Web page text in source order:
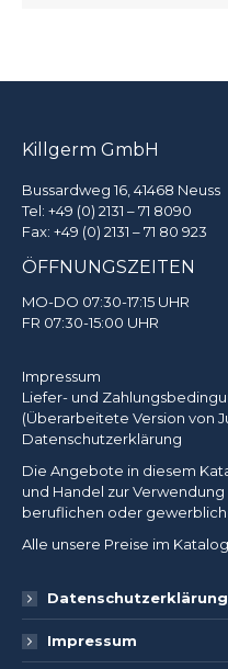
Killgerm GmbH
Bussardweg 16, 41468 Neuss
Tel: +49 (0) 2131 – 71 8090
Fax: +49 (0) 2131 – 71 80 923
ÖFFNUNGSZEITEN
MO-DO 07:30-17:15 UHR
FR 07:30-15:00 UHR
Impressum
Liefer- und
(Überarbeitete Version von
Datenschutzerklärung
Die Angebote in diesem
und Handel zur
beruflichen oder
Alle unsere Preise im
Datenschutzerklärung
Impressum